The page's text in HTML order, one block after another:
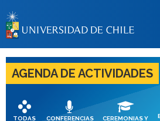
BIBLIOTECAS
LA
Postulantes
Estudiantes
AGENDA DE ACTIVIDADES
TODAS
CONFERENCIAS
CEREMONIAS Y